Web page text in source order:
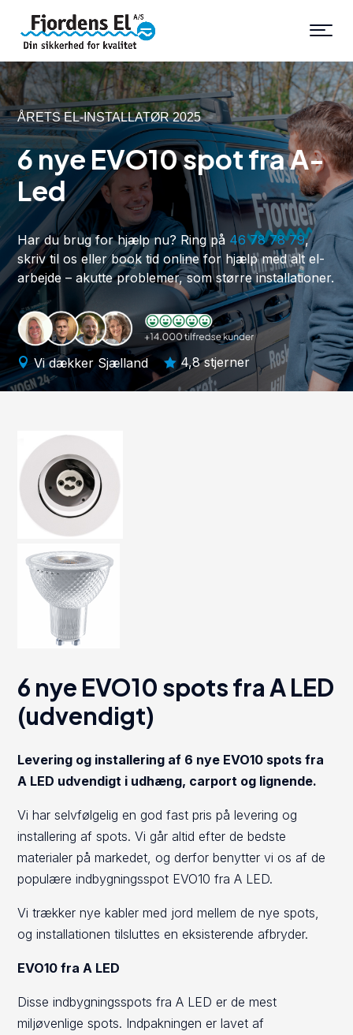
ÅRETS EL-INSTALLATØR 2025
6 nye EVO10 spot fra A-
Led
Har du brug for hjælp nu? Ring på 46 78 78 79,
skriv til os eller book tid online for hjælp med alt el-
arbejde – akutte problemer, som større installationer.
 Vi dækker Sjælland  4,8 stjerner
6 nye EVO10 spots fra A LED
(udvendigt)
Levering og installering af 6 nye EVO10 spots fra
A LED udvendigt i udhæng, carport og lignende.
Vi har selvfølgelig en god fast pris på levering og
installering af spots. Vi går altid efter de bedste
materialer på markedet, og derfor benytter vi os af de
populære indbygningsspot EVO10 fra A LED.
Vi trækker nye kabler med jord mellem de nye spots,
og installationen tilsluttes en eksisterende afbryder.
EVO10 fra A LED
Disse indbygningsspots fra A LED er de mest
miljøvenlige spots. Indpakningen er lavet af